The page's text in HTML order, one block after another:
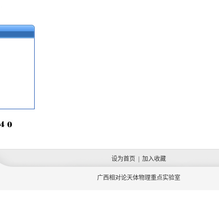
设为首页 加入收藏
广西相对论天体物理重点实验室